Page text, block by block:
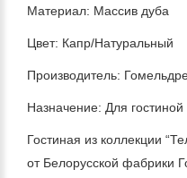
Материал: Массив дуба
Цвет: Капр/Натуральный
Производитель:
Назначение: Для гостиной
Гостиная из коллекции
от Белорусской фабрики